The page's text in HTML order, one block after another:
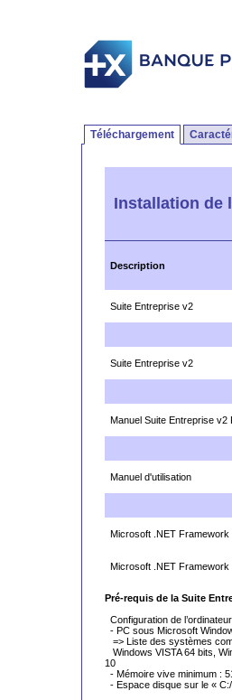
Téléchargement
Installation de
Description
Suite Entreprise v2
Suite Entreprise v2
Manuel Suite Entreprise v2
Manuel d'utilisation
Microsoft .NET Framework
Microsoft .NET Framework
Pré-requis de la Suite
Configuration de
- PC sous Microsoft
=> Liste des systèmes
Windows VISTA 64 bits,
10
- Mémoire vive minimum :
- Espace disque sur le «